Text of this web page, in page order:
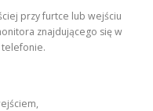
przy furtce lub wejściu
znajdującego się w